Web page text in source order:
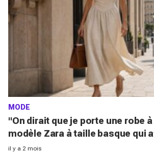
MODE
"On dirait que je porte une robe à
modèle Zara à taille basque qui
de luxe
il y a 2 mois